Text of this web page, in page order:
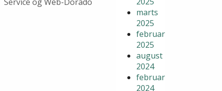
marts
2025
februar
2025
august
2024
februar
2024
Service og Web-Dorado